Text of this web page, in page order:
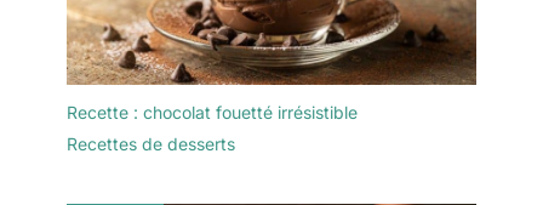
compris les desserts,
salades, apéritifs,
collations et plus encore.
Un bord légèrement
évasé empêche les
Recette : chocolat fouetté irrésistible
Recettes de desserts